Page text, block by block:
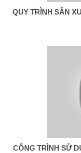
QUY TRÌNH SẢN
CÔNG TRÌNH SỬ